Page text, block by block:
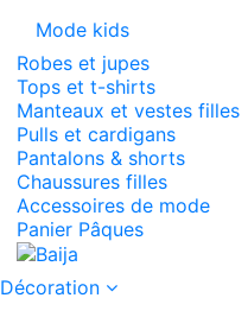
Mode kids
Robes et jupes
Tops et t-shirts
Manteaux et vestes filles
Pulls et cardigans
Pantalons & shorts
Chaussures filles
Accessoires de mode
Panier Pâques
Décoration